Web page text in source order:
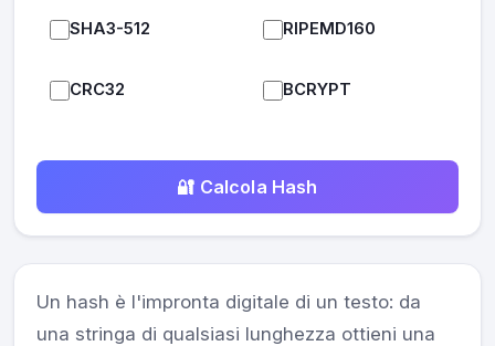
SHA3-512 RIPEMD160
CRC32 BCRYPT
🔐 Calcola Hash
Un hash è l'impronta digitale di un testo: da
una stringa di qualsiasi lunghezza ottieni una